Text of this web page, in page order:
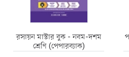
রসায়ন মাস্টার বুক - নবম-দশম
শ্রেণি (পেপারব্যাক)